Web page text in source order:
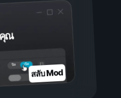
ณ
เปิด
ปิด
สลับ Mod